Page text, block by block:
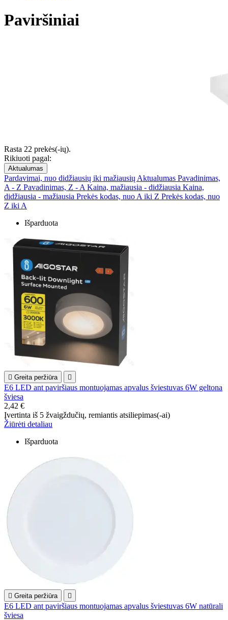
Paviršiniai
Rasta 22 prekės(-ių).
Rikiuoti pagal:
Aktualumas
Pardavimai, nuo didžiausių iki mažiausių Aktualumas Pavadinimas,
A - Z Pavadinimas, Z - A Kaina, mažiausia - didžiausia Kaina,
didžiausia - mažiausia Prekės kodas, nuo A iki Z Prekės kodas, nuo
Z iki A
Išparduota
 Greita peržiūra 
E6 LED ant paviršiaus montuojamas apvalus šviestuvas 6W geltona
šviesa
2,42 €
Įvertinta iš 5 žvaigždučių, remiantis atsiliepimas(-ai)
Žiūrėti detaliau
Išparduota
 Greita peržiūra 
E6 LED ant paviršiaus montuojamas apvalus šviestuvas 6W natūrali
šviesa